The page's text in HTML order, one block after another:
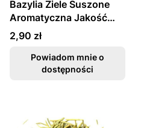
Bazylia Ziele Suszone
Aromatyczna Jakość
30g SKWORCU
Cena
2,90 zł
Powiadom mnie o
dostępności